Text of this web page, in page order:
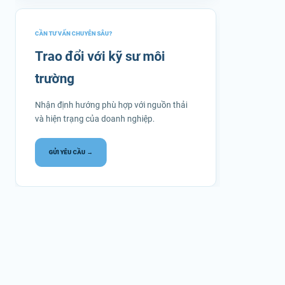
CẦN TƯ VẤN CHUYÊN SÂU?
Trao đổi với kỹ sư môi
trường
Nhận định hướng phù hợp với nguồn thải
và hiện trạng của doanh nghiệp.
GỬI YÊU CẦU →